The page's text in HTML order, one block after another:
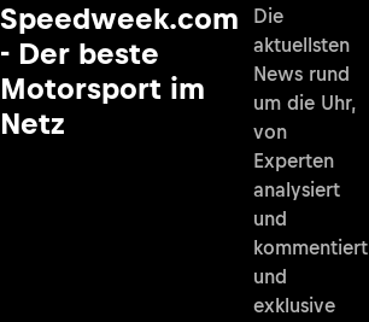
Speedweek.com
- Der beste
Motorsport im
Netz
Die
aktuellsten
News rund
um die Uhr,
von
Experten
analysiert
und
kommentiert
und
exklusive